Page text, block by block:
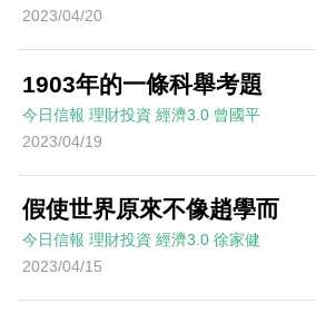
2023/04/20
1903年的一條科舉考題
今日信報 理財投資 經濟3.0 曾國平
2023/04/19
假使世界原來不像趙學而
今日信報 理財投資 經濟3.0 徐家健
2023/04/15